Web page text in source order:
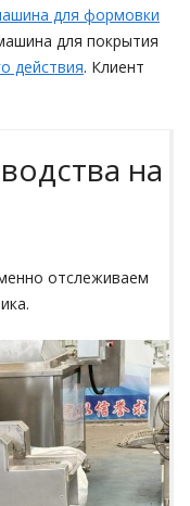
для формовки
для покрытия
действия. Клиент
на
отслеживаем